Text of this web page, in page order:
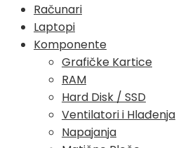
Računari
Laptopi
Komponente
Grafičke Kartice
RAM
Hard Disk / SSD
Ventilatori i Hlađenja
Napajanja